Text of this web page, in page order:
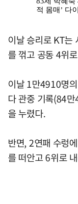
이날 승리로 KT는
를 꺾고 공동 4위
이날 1만4910명
다 관중 기록(84
을 누렸다.
반면, 2연패 수렁
를 떠안고 6위로